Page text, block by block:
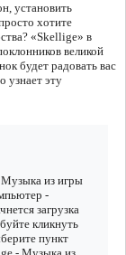
установить
хотите
«Skellige» в
великой
будет радовать вас
узнает эту
Музыка из игры
-
загрузка
кликнуть
пункт